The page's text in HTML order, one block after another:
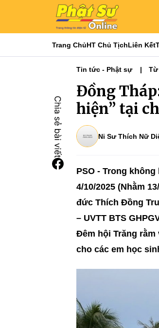
Trang ChủHT Chủ TịchLiên Kết
Tin tức - Phật sự Từ
Đồng
hiện” tại
Ni Sư Thích Nữ
PSO - Trong
4/10/2025 (Nhằm
đức Thích Đồng
– UVTT BTS
Đêm hội Trăng rằm
cho các em học